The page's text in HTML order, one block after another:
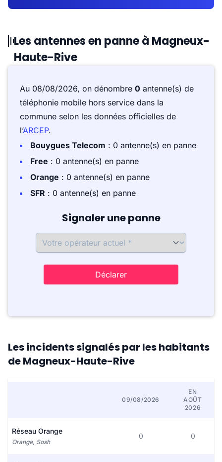
Les antennes en panne à Magneux-
Haute-Rive
Au 08/08/2026, on dénombre 0 antenne(s) de
téléphonie mobile hors service dans la
commune selon les données officielles de
l’ARCEP.
Bouygues Telecom : 0 antenne(s) en panne
Free : 0 antenne(s) en panne
Orange : 0 antenne(s) en panne
SFR : 0 antenne(s) en panne
Signaler une panne
Déclarer
Les incidents signalés par les habitants
de Magneux-Haute-Rive
09/08/2026
EN
AOÛT
2026
Réseau Orange
Orange, Sosh
0 0